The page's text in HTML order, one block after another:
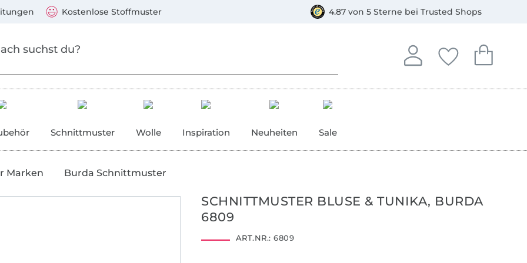
Kostenlose Stoffmuster 4.87 von 5 Sterne bei Trusted Shops
Anmelden
In deinem Konto
Deine
Du hast keine
Dein
Du hast
Schnittmuster Wolle Inspiration Neuheiten Sale
Marken Burda Schnittmuster
SCHNITTMUSTER BLUSE & TUNIKA, BURDA
6809
ART.NR.: 6809
Mastercard, PayPal, Giropay, Kauf auf Rechnung, Vorkasse